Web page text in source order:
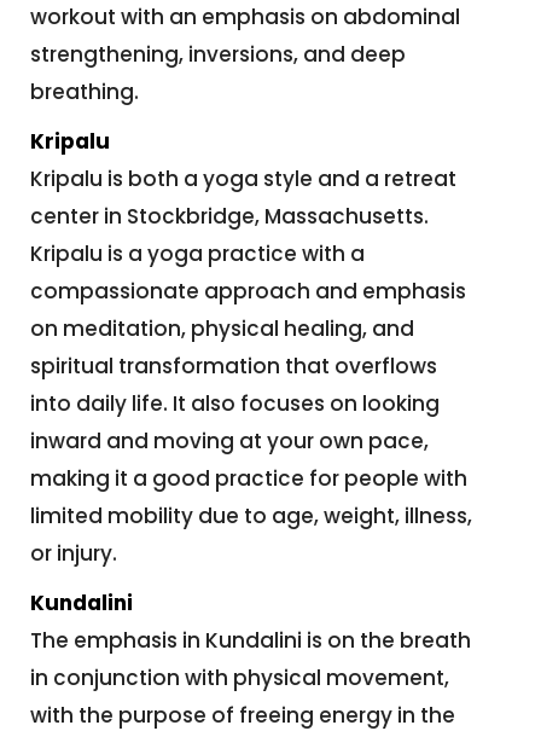
workout with an emphasis on abdominal
strengthening, inversions, and deep
breathing.
Kripalu
Kripalu is both a yoga style and a retreat
center in Stockbridge, Massachusetts.
Kripalu is a yoga practice with a
compassionate approach and emphasis
on meditation, physical healing, and
spiritual transformation that overflows
into daily life. It also focuses on looking
inward and moving at your own pace,
making it a good practice for people with
limited mobility due to age, weight, illness,
or injury.
Kundalini
The emphasis in Kundalini is on the breath
in conjunction with physical movement,
with the purpose of freeing energy in the